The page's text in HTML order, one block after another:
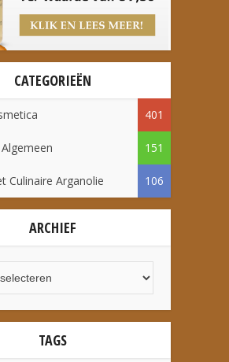
CATEGORIEËN
401
151
Culinaire Arganolie 106
ARCHIEF
TAGS